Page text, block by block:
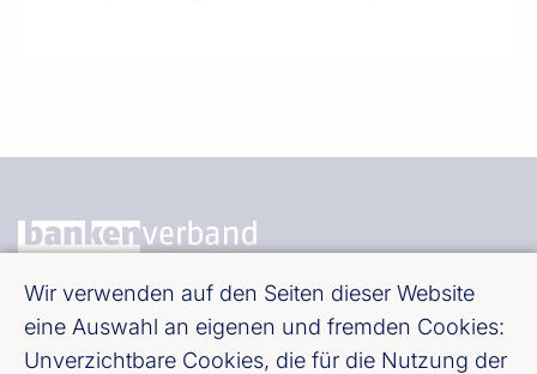
Wir verwenden auf den Seiten dieser Website
eine Auswahl an eigenen und fremden Cookies:
Unverzichtbare Cookies, die für die Nutzung der
Bundesverband deutscher Banken e. V.
Burgstraße 28, 10178 Berlin